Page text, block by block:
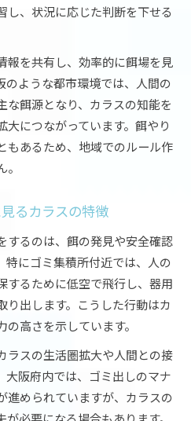
し、状況に応じた判断を下せる
報を共有し、効率的に餌場を見
のような都市環境では、人間の
な餌源となり、カラスの知能を
につながっています。餌やり
もあるため、地域でのルール作
るカラスの特徴
するのは、餌の発見や安全確認
特にゴミ集積所付近では、人の
するために低空で飛行し、器用
り出します。こうした行動はカ
高さを示しています。
ラスの生活圏拡大や人間との接
大阪府内では、ゴミ出しのマナ
進められていますが、カラスの